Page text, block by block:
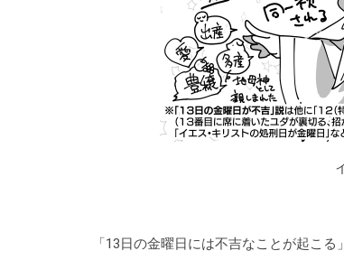
「13日の金曜日には不吉なことが起こ